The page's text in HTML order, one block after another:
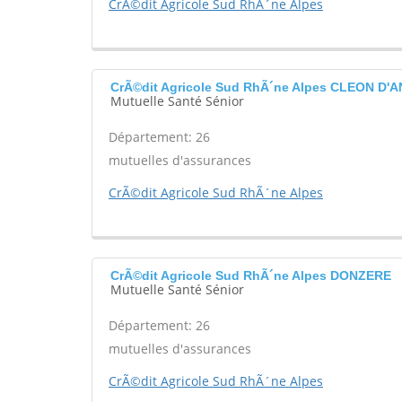
CrÃ©dit Agricole Sud RhÃ´ne Alpes
CrÃ©dit Agricole Sud RhÃ´ne Alpes CLEON
Mutuelle Santé Sénior
Département: 26
mutuelles d'assurances
CrÃ©dit Agricole Sud RhÃ´ne Alpes
CrÃ©dit Agricole Sud RhÃ´ne Alpes DONZERE
Mutuelle Santé Sénior
Département: 26
mutuelles d'assurances
CrÃ©dit Agricole Sud RhÃ´ne Alpes